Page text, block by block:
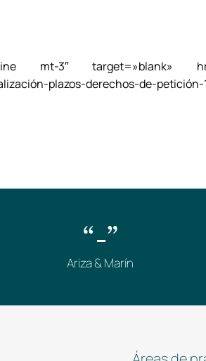
mt-3″ target=»blank»
plazos-derechos-de-petición-
“-”
Ariza & Marín